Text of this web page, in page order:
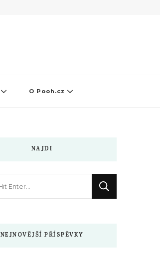
O Pooh.cz
NAJDI
NEJNOVĚJŠÍ PŘÍSPĚVKY